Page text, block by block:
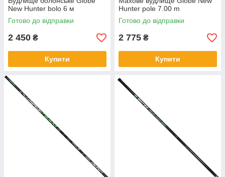
New Hunter bolo 6 м
Готово до відправки
2 450 ₴
Купити
Hunter pole 7.00 m
Готово до відправки
2 775 ₴
Купити